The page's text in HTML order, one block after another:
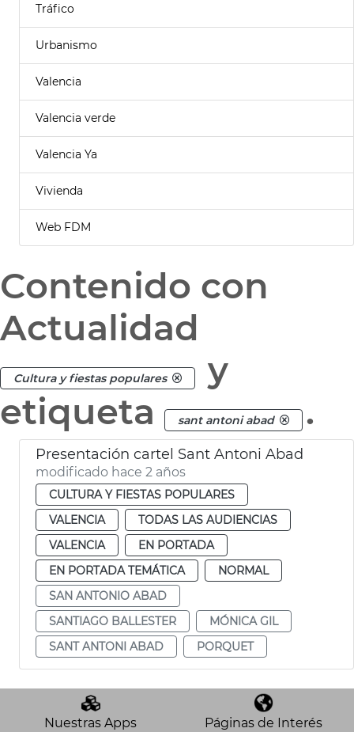
Tráfico
Urbanismo
Valencia
Valencia verde
Valencia Ya
Vivienda
Web FDM
Contenido con
Actualidad
Cultura y fiestas populares
y
etiqueta
sant antoni abad .
Presentación cartel Sant Antoni Abad
modificado hace 2 años
CULTURA Y FIESTAS POPULARES
VALENCIA
TODAS LAS AUDIENCIAS
VALENCIA
EN PORTADA
EN PORTADA TEMÁTICA
NORMAL
SAN ANTONIO ABAD
SANTIAGO BALLESTER
MÓNICA GIL
SANT ANTONI ABAD
PORQUET
Nuestras Apps Páginas de Interés